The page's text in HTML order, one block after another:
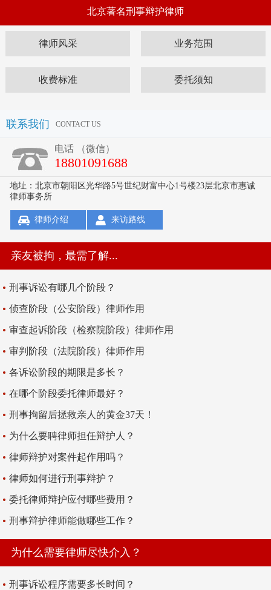
北京著名刑事辩护律师
律师风采 业务范围
收费标准 委托须知
联系我们 CONTACT US
电话 （微信）
18801091688
地址：北京市朝阳区光华路5号世纪财富中心1号楼23层北京市惠诚
律师事务所
律师介绍 来访路线
亲友被拘，最需了解...
刑事诉讼有哪几个阶段？
侦查阶段（公安阶段）律师作用
审查起诉阶段（检察院阶段）律师作用
审判阶段（法院阶段）律师作用
各诉讼阶段的期限是多长？
在哪个阶段委托律师最好？
刑事拘留后拯救亲人的黄金37天！
为什么要聘律师担任辩护人？
律师辩护对案件起作用吗？
律师如何进行刑事辩护？
委托律师辩护应付哪些费用？
刑事辩护律师能做哪些工作？
为什么需要律师尽快介入？
刑事诉讼程序需要多长时间？